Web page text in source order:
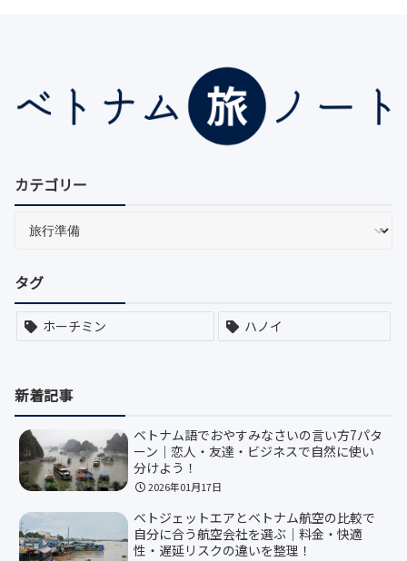
カテゴリー
タグ
ホーチミン ハノイ
新着記事
ベトナム語でおやすみなさいの言い方7パタ
ーン｜恋人・友達・ビジネスで自然に使い
分けよう！
2026年01月17日
ベトジェットエアとベトナム航空の比較で
自分に合う航空会社を選ぶ｜料金・快適
性・遅延リスクの違いを整理！